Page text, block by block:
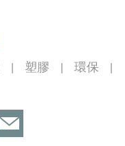
塑膠 環保